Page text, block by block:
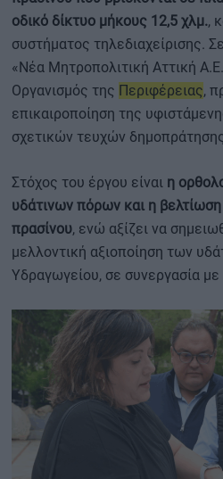
οδικό δίκτυο μήκους 12,5 χλμ.,
συστήματος τηλεδιαχείρισης.
«Νέα Μητροπολιτική Αττική
Οργανισμός της Περιφέρειας,
επικαιροποίηση της
σχετικών τευχών
Στόχος του έργου είναι η
υδάτινων πόρων και η
πρασίνου, ενώ αξίζει να
μελλοντική αξιοποίηση των
Υδραγωγείου, σε συνεργασία